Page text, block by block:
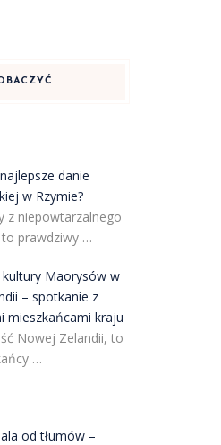
danie
w Rzymie?
z niepowtarzalnego
prawdziwy …
kultury Maorysów w
– spotkanie z
mieszkańcami kraju
Nowej Zelandii, to
…
od tłumów –